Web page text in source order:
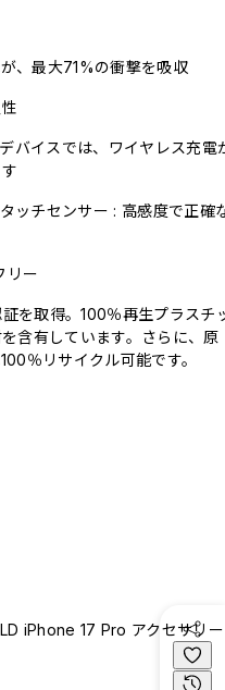
、最大71%の衝撃を吸収
バイスでは、ワイヤレス充電
ッチセンサー : 高感度で正確
リー
を取得。100％再生プラスチ
含有しています。さらに、原
％リサイクル可能です。
iPhone 17 Pro アクセサリー